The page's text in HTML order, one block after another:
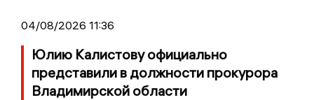
04/08/2026 11:36
Юлию Калистову официально
представили в должности прокурора
Владимирской области